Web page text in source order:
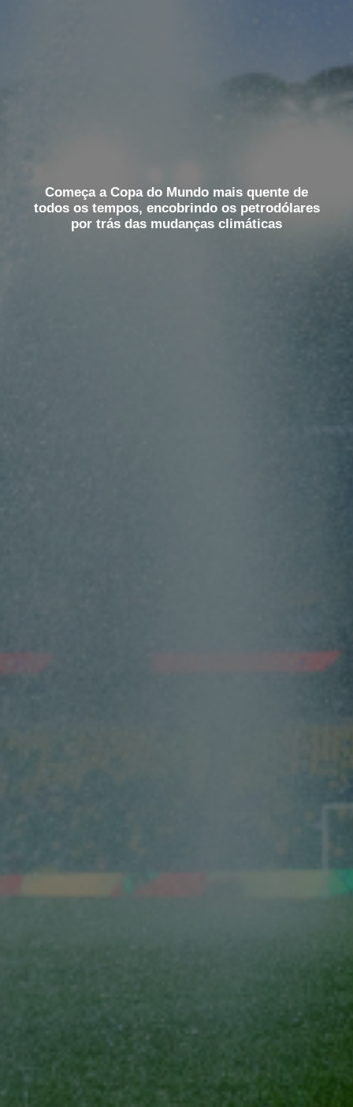
Começa a Copa do Mundo mais quente de
todos os tempos, encobrindo os petrodólares
por trás das mudanças climáticas